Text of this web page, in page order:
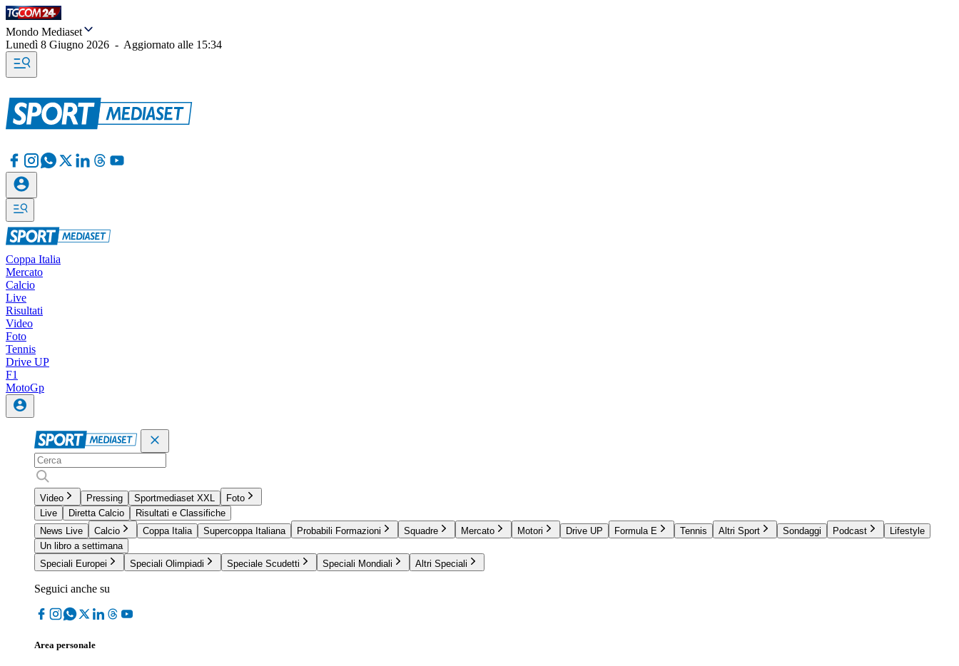
Mondo Mediaset
Lunedì 8 Giugno 2026 - Aggiornato alle 15:34
Coppa Italia
Mercato
Calcio
Live
Risultati
Video
Foto
Tennis
Drive UP
F1
MotoGp
Video Pressing Sportmediaset XXL
Foto
Live
Diretta Calcio
Risultati e Classifiche
News Live
Calcio Coppa Italia Supercoppa Italiana Probabili Formazioni Squadre Mercato Motori Drive UP Formula E Tennis Altri Sport Sondaggi Podcast
Lifestyle
Un libro a settimana
Speciali Europei
Speciali Olimpiadi Speciale Scudetti Speciali Mondiali Altri Speciali
Seguici anche su
Area personale